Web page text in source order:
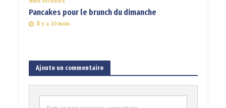
Pancakes pour le brunch du dimanche
Il y a 10 mois
Ajoute un commentaire